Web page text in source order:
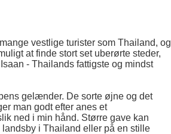
vestlige turister som Thailand, og
at finde stort set uberørte steder,
- Thailands fattigste og mindst
gelænder. De sorte øjne og det
man godt efter anes et
ned i min hånd. Større gave kan
i Thailand eller på en stille